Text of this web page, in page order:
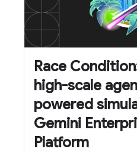
Race
high-scale
powered
Gemini
Platform